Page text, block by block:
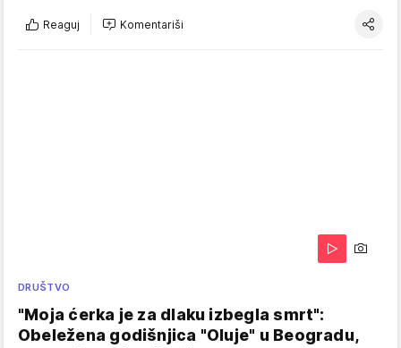
Reaguj Komentariši
DRUŠTVO
"Moja ćerka je za dlaku izbegla smrt":
Obeležena godišnjica "Oluje" u Beogradu,